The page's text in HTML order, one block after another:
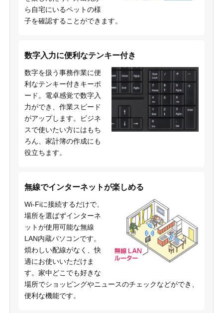
ら自宅にいるペットの様
子を確認することができます。
数字入力に便利なテンキー付き
数字を扱う事務作業に便
利なテンキー付きキーボ
ード。電卓感覚で数字入
力ができ、作業スピード
がアップします。ビジネ
スで使いたい方にはもち
ろん、家計簿の作成にも
役立ちます。
無線でインターネットが楽しめる
Wi-Fiに接続するだけで、
場所を選ばずインターネ
ットが使用可能な無線
LAN内蔵パソコンです。
煩わしい配線がなく、快
適にお使いいただけま
す。家中どこでも好きな
場所でショッピングやニュースのチェックなどができ、
便利な機能です。